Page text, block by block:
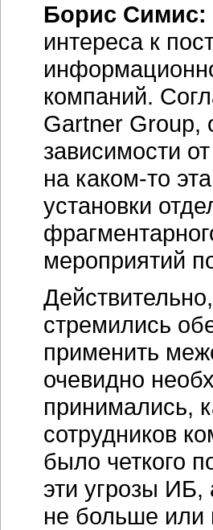
Борис Симис:
интереса к
компаний.
Gartner Group,
зависимости
на каком-то
установки
мероприятий
стремились
применить
очевидно
принимались,
сотрудников
было четкого
эти угрозы ИБ,
не больше